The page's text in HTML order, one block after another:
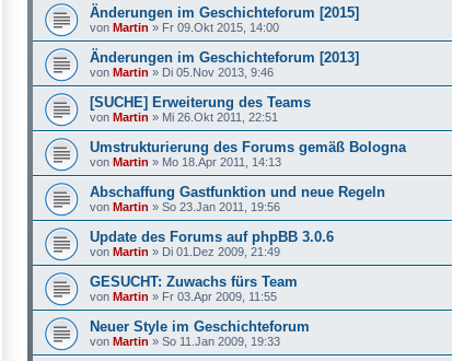
Änderungen im Geschichteforum [2015]
von Martin » Fr 09.Okt 2015, 14:00
Änderungen im Geschichteforum [2013]
von Martin » Di 05.Nov 2013, 9:46
[SUCHE] Erweiterung des Teams
von Martin » Mi 26.Okt 2011, 22:51
Umstrukturierung des Forums gemäß Bologna
von Martin » Mo 18.Apr 2011, 14:13
Abschaffung Gastfunktion und neue Regeln
von Martin » So 23.Jan 2011, 19:56
Update des Forums auf phpBB 3.0.6
von Martin » Di 01.Dez 2009, 21:49
GESUCHT: Zuwachs fürs Team
von Martin » Fr 03.Apr 2009, 11:55
Neuer Style im Geschichteforum
von Martin » So 11.Jan 2009, 19:33